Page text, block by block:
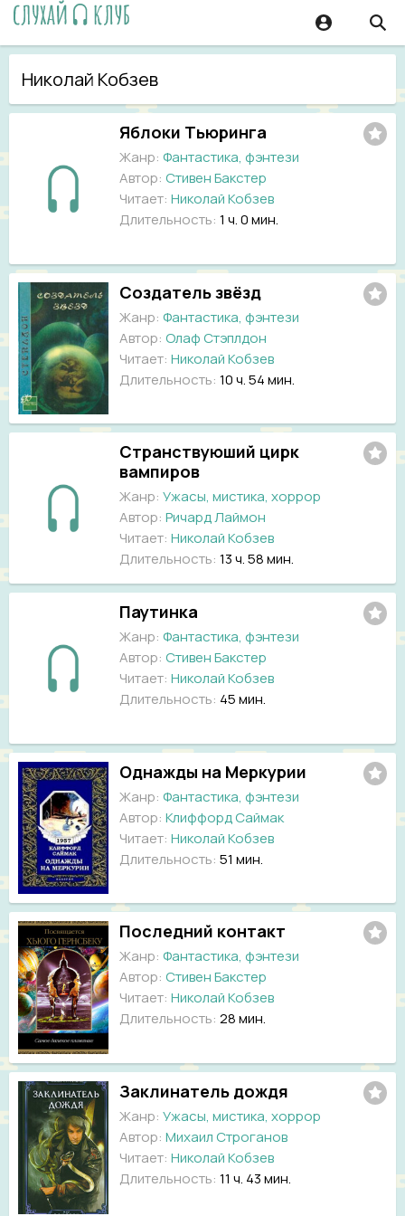
Николай Кобзев
Яблоки Тьюринга
Жанр: Фантастика, фэнтези
Автор: Стивен Бакстер
Читает: Николай Кобзев
Длительность: 1 ч. 0 мин.
Создатель звёзд
Жанр: Фантастика, фэнтези
Автор: Олаф Стэплдон
Читает: Николай Кобзев
Длительность: 10 ч. 54 мин.
Странствуюший цирк
вампиров
Жанр: Ужасы, мистика, хоррор
Автор: Ричард Лаймон
Читает: Николай Кобзев
Длительность: 13 ч. 58 мин.
Паутинка
Жанр: Фантастика, фэнтези
Автор: Стивен Бакстер
Читает: Николай Кобзев
Длительность: 45 мин.
Однажды на Меркурии
Жанр: Фантастика, фэнтези
Автор: Клиффорд Саймак
Читает: Николай Кобзев
Длительность: 51 мин.
Последний контакт
Жанр: Фантастика, фэнтези
Автор: Стивен Бакстер
Читает: Николай Кобзев
Длительность: 28 мин.
Заклинатель дождя
Жанр: Ужасы, мистика, хоррор
Автор: Михаил Строганов
Читает: Николай Кобзев
Длительность: 11 ч. 43 мин.